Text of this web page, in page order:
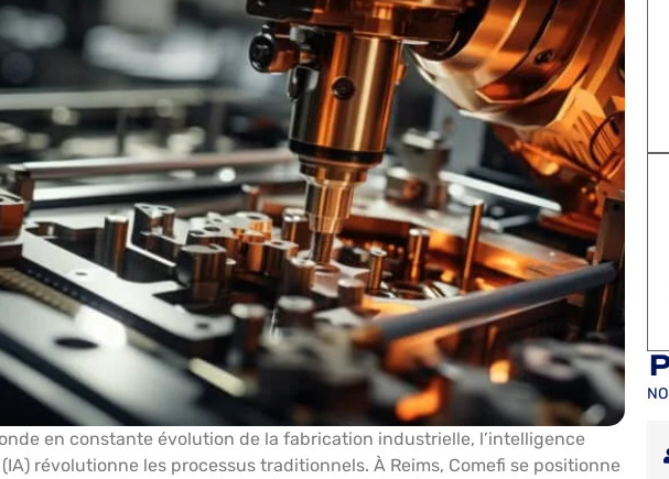
en constante évolution de la fabrication industrielle, l’intelligence
révolutionne les processus traditionnels. À Reims, Comefi se positionne